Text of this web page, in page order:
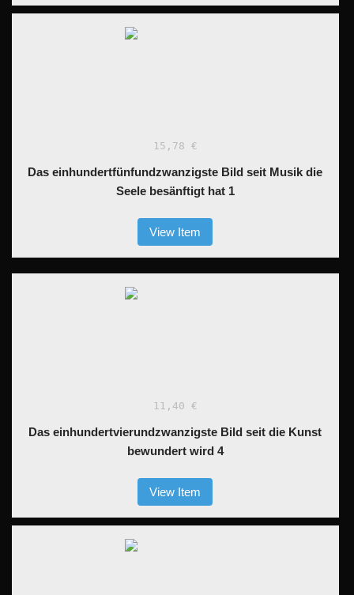
15,78 €
Das einhundertfünfundzwanzigste Bild seit Musik die
Seele besänftigt hat 1
View Item
11,40 €
Das einhundertvierundzwanzigste Bild seit die Kunst
bewundert wird 4
View Item